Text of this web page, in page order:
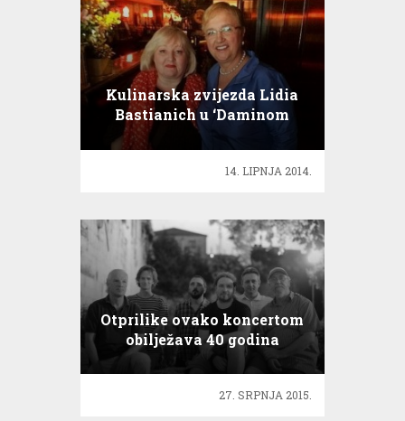
Kulinarska zvijezda Lidia
Bastianich u ‘Daminom
gambitu’!
14. LIPNJA 2014.
Otprilike ovako koncertom
obilježava 40 godina
postojanja!
27. SRPNJA 2015.